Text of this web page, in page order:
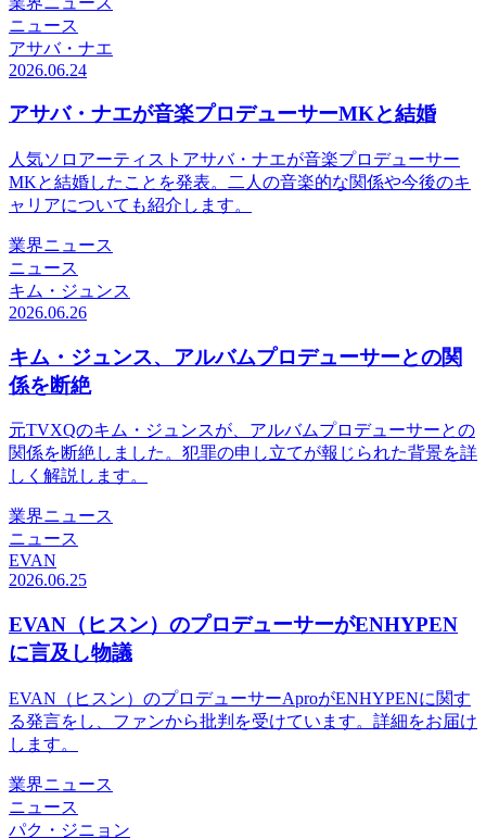
ニュース
アサバ・ナエ
2026.06.24
アサバ・ナエが音楽プロデューサーMKと結婚
人気ソロアーティストアサバ・ナエが音楽プロデューサー
MKと結婚したことを発表。二人の音楽的な関係や今後のキ
ャリアについても紹介します。
業界ニュース
ニュース
キム・ジュンス
2026.06.26
キム・ジュンス、アルバムプロデューサーとの関
係を断絶
元TVXQのキム・ジュンスが、アルバムプロデューサーとの
関係を断絶しました。犯罪の申し立てが報じられた背景を詳
しく解説します。
業界ニュース
ニュース
EVAN
2026.06.25
EVAN（ヒスン）のプロデューサーがENHYPEN
に言及し物議
EVAN（ヒスン）のプロデューサーAproがENHYPENに関す
る発言をし、ファンから批判を受けています。詳細をお届け
します。
業界ニュース
ニュース
パク・ジニョン